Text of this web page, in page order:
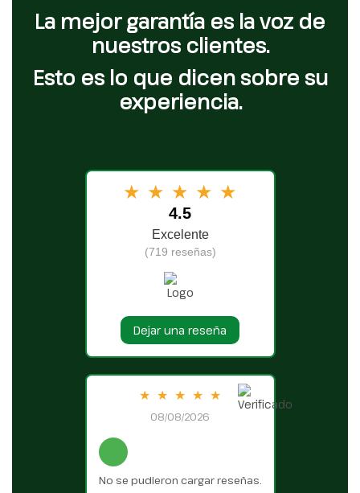
La mejor garantía es la voz de
nuestros clientes.
Esto es lo que dicen sobre su
experiencia.
★ ★ ★ ★ ★
4.5
Excelente
(719 reseñas)
Dejar una reseña
★ ★ ★ ★ ★
08/08/2026
No se pudieron cargar reseñas.